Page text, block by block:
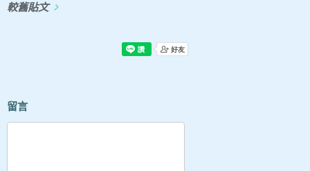
較舊貼文
留言